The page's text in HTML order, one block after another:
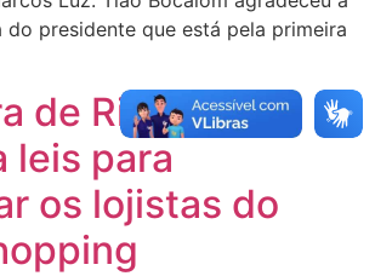
presidente que está pela primeira
de Rio Branco
leis para
os lojistas do